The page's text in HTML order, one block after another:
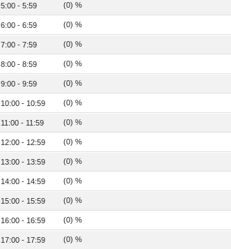
5:00 - 5:59 (0) %
6:00 - 6:59 (0) %
7:00 - 7:59 (0) %
8:00 - 8:59 (0) %
9:00 - 9:59 (0) %
10:00 - 10:59 (0) %
11:00 - 11:59 (0) %
12:00 - 12:59 (0) %
13:00 - 13:59 (0) %
14:00 - 14:59 (0) %
15:00 - 15:59 (0) %
16:00 - 16:59 (0) %
17:00 - 17:59 (0) %